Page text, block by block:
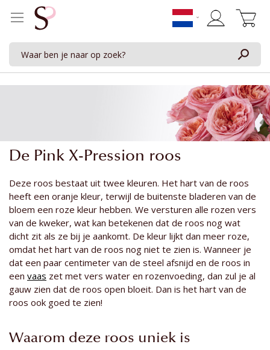
De Pink X-Pression roos
Deze roos bestaat uit twee kleuren. Het hart van de roos
heeft een oranje kleur, terwijl de buitenste bladeren van de
bloem een roze kleur hebben. We versturen alle rozen vers
van de kweker, wat kan betekenen dat de roos nog wat
dicht zit als ze bij je aankomt. De kleur lijkt dan meer roze,
omdat het hart van de roos nog niet te zien is. Wanneer je
dat een paar centimeter van de steel afsnijd en de roos in
een vaas zet met vers water en rozenvoeding, dan zul je al
gauw zien dat de roos open bloeit. Dan is het hart van de
roos ook goed te zien!
Waarom deze roos uniek is